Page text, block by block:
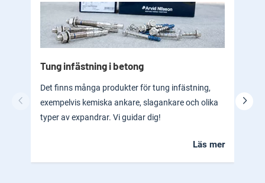
Tung infästning i betong
Det finns många produkter för tung infästning,
exempelvis kemiska ankare, slagankare och olika
typer av expandrar. Vi guidar dig!
Läs mer